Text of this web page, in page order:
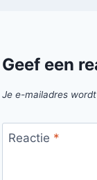
Geef een
Je e-mailadres
Reactie *